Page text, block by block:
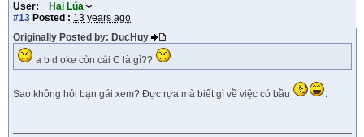
User:
Hai Lúa
#13 Posted : 13 years ago
Originally Posted by: DucHuy
a b d oke còn cái C là gì??
Sao không hỏi bạn gái xem? Đực rựa mà biết gì về việc có bầu .